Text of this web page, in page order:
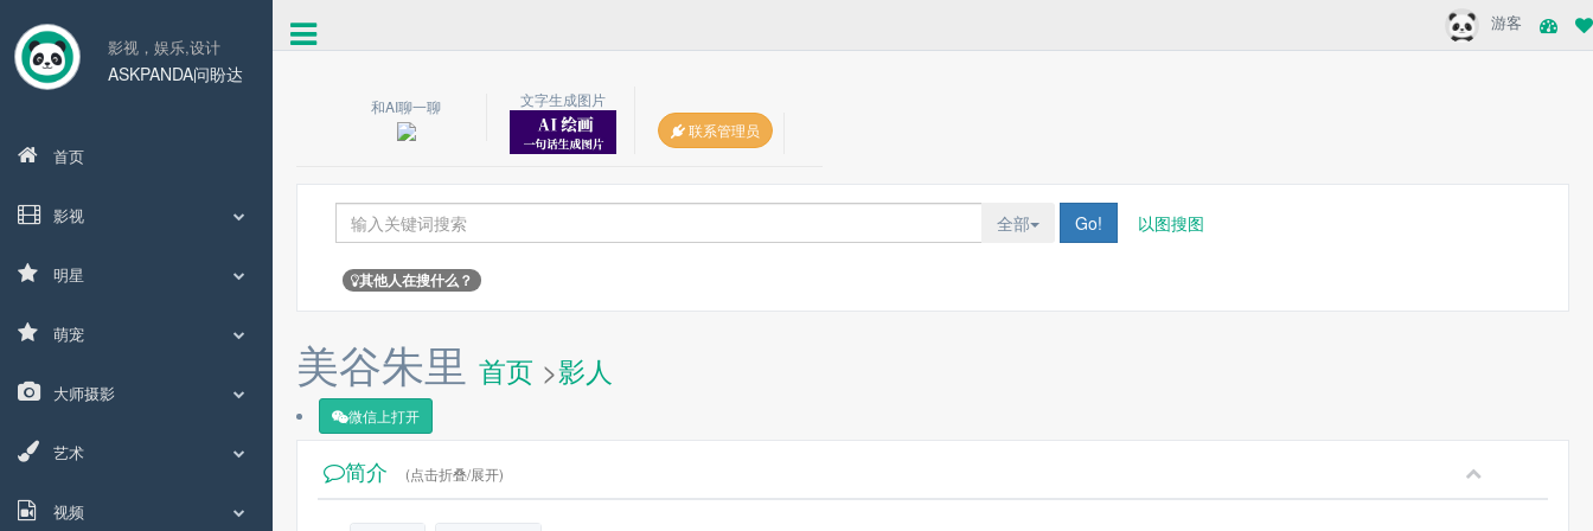
影视，娱乐,设计
ASKPANDA问盼达
首页
影视
明星
萌宠
大师摄影
艺术
视频
游客
和AI聊一聊
文字生成图片
联系管理员
全部 Go! 以图搜图
其他人在搜什么？
美谷朱里 首页 >影人
微信上打开
简介 (点击折叠/展开)